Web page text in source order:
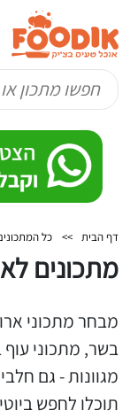
דף הבית >> כל
מתכונים
מבחר מתכוני
בשר, מתכוני עוף
מגוונות - גם
תוכלו לחפש